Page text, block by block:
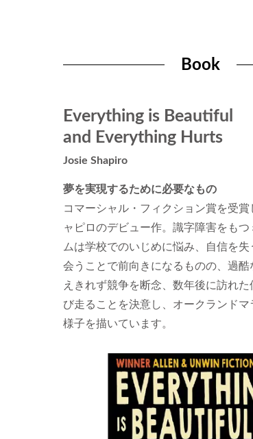
Book
Everything is Beautiful
and Everything Hurts
Josie Shapiro
夢を実現するために必要なもの
コマーシャル・フィクション賞を受
ャピロのデビュー作。識字障害をも
ムは学校でのいじめに悩み、自信を失
会うことで前向きになるものの、過
えきれず競争を断念、数年後に訪れ
び走ることを決意し、オークランドマ
様子を描いています。